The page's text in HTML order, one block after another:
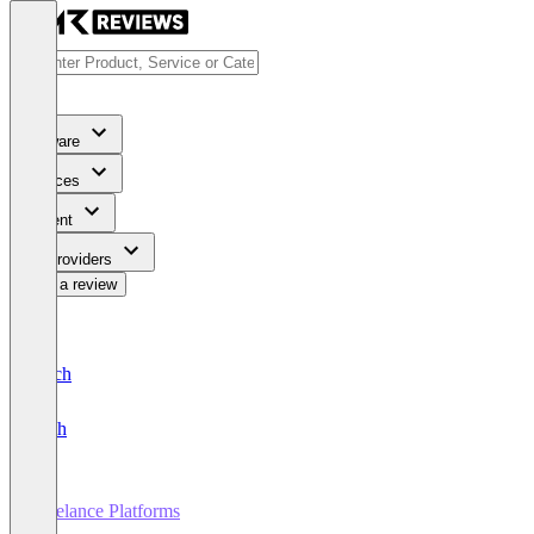
Software
Services
Content
For Providers
Write a review
Deutsch
English
Freelance Platforms